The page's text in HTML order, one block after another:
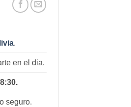
.
en el dia.
seguro.